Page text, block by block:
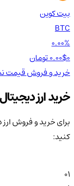
بیت کوین
BTC
0.00%
0.00$
خرید و فروشقیمت
خرید ارز دیجیتال در 3
برای خرید و فروش ارز
کنید:
01